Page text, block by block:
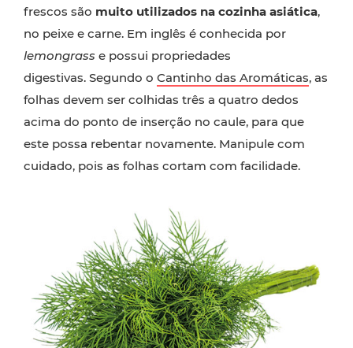
frescos são muito utilizados na cozinha asiática,
no peixe e carne. Em inglês é conhecida por
lemongrass e possui propriedades
digestivas. Segundo o Cantinho das Aromáticas, as
folhas devem ser colhidas três a quatro dedos
acima do ponto de inserção no caule, para que
este possa rebentar novamente. Manipule com
cuidado, pois as folhas cortam com facilidade.